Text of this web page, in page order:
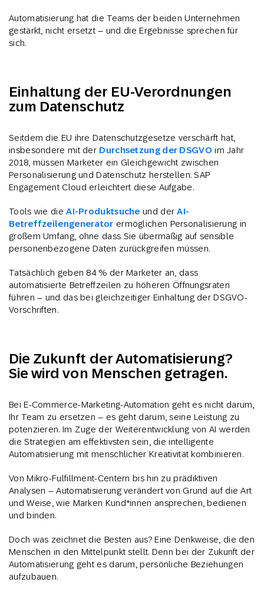
Automatisierung hat die Teams der beiden Unternehmen
gestärkt, nicht ersetzt – und die Ergebnisse sprechen für
sich.
Einhaltung der EU-Verordnungen
zum Datenschutz
Seitdem die EU ihre Datenschutzgesetze verschärft hat,
insbesondere mit der Durchsetzung der DSGVO im Jahr
2018, müssen Marketer ein Gleichgewicht zwischen
Personalisierung und Datenschutz herstellen. SAP
Engagement Cloud erleichtert diese Aufgabe.
Tools wie dieAI-Produktsuche und derAI-
Betreffzeilengenerator ermöglichen Personalisierung in
großem Umfang, ohne dass Sie übermäßig auf sensible
personenbezogene Daten zurückgreifen müssen.
Tatsächlich geben 84 % der Marketer an, dass
automatisierte Betreffzeilen zu höheren Öffnungsraten
führen – und das bei gleichzeitiger Einhaltung der DSGVO-
Vorschriften.
Die Zukunft der Automatisierung?
Sie wird von Menschen getragen.
Bei E-Commerce-Marketing-Automation geht es nicht darum,
Ihr Team zu ersetzen – es geht darum, seine Leistung zu
potenzieren. Im Zuge der Weiterentwicklung von AI werden
die Strategien am effektivsten sein, die intelligente
Automatisierung mit menschlicher Kreativität kombinieren.
Von Mikro-Fulfillment-Centern bis hin zu prädiktiven
Analysen – Automatisierung verändert von Grund auf die Art
und Weise, wie Marken Kund*innen ansprechen, bedienen
und binden.
Doch was zeichnet die Besten aus? Eine Denkweise, die den
Menschen in den Mittelpunkt stellt. Denn bei der Zukunft der
Automatisierung geht es darum, persönliche Beziehungen
aufzubauen.